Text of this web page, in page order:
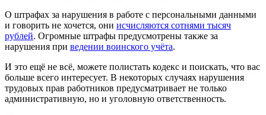
О штрафах за нарушения в работе с персональными данными
и говорить не хочется, они исчисляются сотнями тысяч
рублей. Огромные штрафы предусмотрены также за
нарушения при ведении воинского учёта.
И это ещё не всё, можете полистать кодекс и поискать, что вас
больше всего интересует. В некоторых случаях нарушения
трудовых прав работников предусматривает не только
административную, но и уголовную ответственность.